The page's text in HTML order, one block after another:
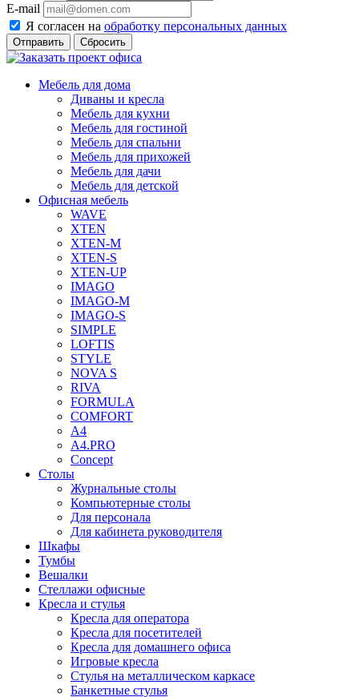
E-mail
Я согласен на обработку персональных данных
Сбросить
Мебель для дома
Диваны и кресла
Мебель для кухни
Мебель для гостиной
Мебель для спальни
Мебель для прихожей
Мебель для дачи
Мебель для детской
Офисная мебель
WAVE
XTEN
XTEN-M
XTEN-S
XTEN-UP
IMAGO
IMAGO-M
IMAGO-S
SIMPLE
LOFTIS
STYLE
NOVA S
RIVA
FORMULA
COMFORT
A4
A4.PRO
Concept
Столы
Журнальные столы
Компьютерные столы
Для персонала
Для кабинета руководителя
Шкафы
Тумбы
Вешалки
Стеллажи офисные
Кресла и стулья
Кресла для оператора
Кресла для посетителей
Кресла для домашнего офиса
Игровые кресла
Стулья на металлическом каркасе
Банкетные стулья